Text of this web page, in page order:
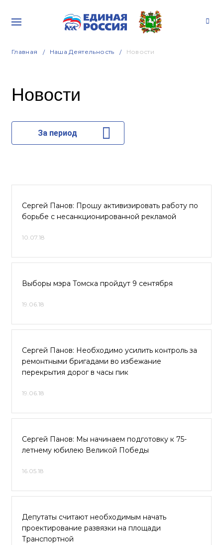
Главная Наша Деятельность Новости
Новости
За период
Сергей Панов: Прошу активизировать работу по
борьбе с несанкционированной рекламой
10.07.18
Выборы мэра Томска пройдут 9 сентября
19.06.18
Сергей Панов: Необходимо усилить контроль за
ремонтными бригадами во избежание
перекрытия дорог в часы пик
19.06.18
Сергей Панов: Мы начинаем подготовку к 75-
летнему юбилею Великой Победы
16.05.18
Депутаты считают необходимым начать
проектирование развязки на площади
Транспортной